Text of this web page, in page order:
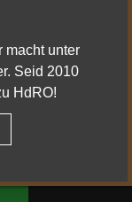
macht unter
Seid 2010
HdRO!